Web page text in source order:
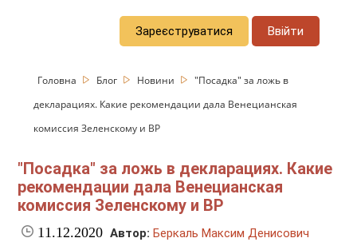
Зареєструватися Ввійти
Головна Блог Новини
"Посадка" за ложь в
декларациях. Какие рекомендации дала Венецианская
комиссия Зеленскому и ВР
"Посадка" за ложь в декларациях. Какие
рекомендации дала Венецианская
комиссия Зеленскому и ВР
11.12.2020 Автор: Беркаль Максим Денисович